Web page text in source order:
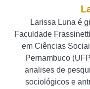
Larissa Luna é
Faculdade
em Ciências
Pernambuco
analises de
sociológicos e